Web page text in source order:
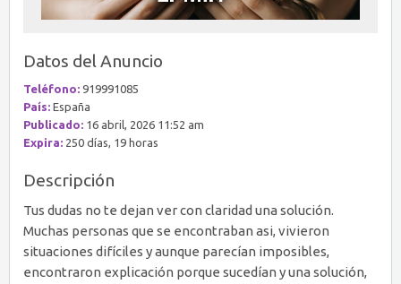
Datos del Anuncio
Teléfono: 919991085
País: España
Publicado: 16 abril, 2026 11:52 am
Expira: 250 días, 19 horas
Descripción
Tus dudas no te dejan ver con claridad una solución.
Muchas personas que se encontraban asi, vivieron
situaciones difíciles y aunque parecían imposibles,
encontraron explicación porque sucedían y una solución,